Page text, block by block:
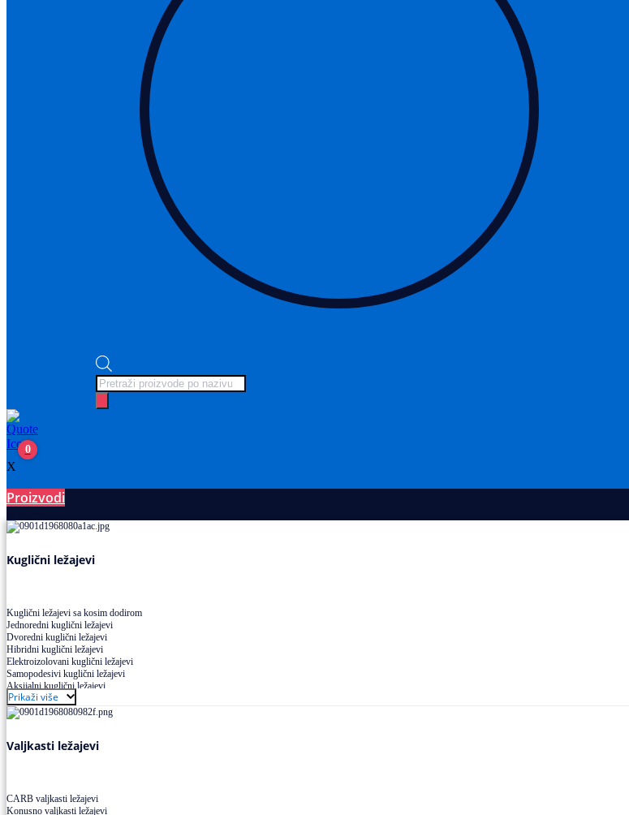
Products
search
0
X
Proizvodi
Kuglični ležajevi
Kuglični ležajevi sa kosim dodirom
Jednoredni kuglični ležajevi
Dvoredni kuglični ležajevi
Hibridni kuglični ležajevi
Elektroizolovani kuglični ležajevi
Samopodesivi kuglični ležajevi
Aksijalni kuglični ležajevi
Kuglični ležajevi od nerđajućeg čelika
Prikaži više
Valjkasti ležajevi
CARB valjkasti ležajevi
Konusno valjkasti ležajevi